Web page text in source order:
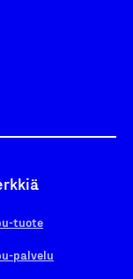
tuote
palvelu